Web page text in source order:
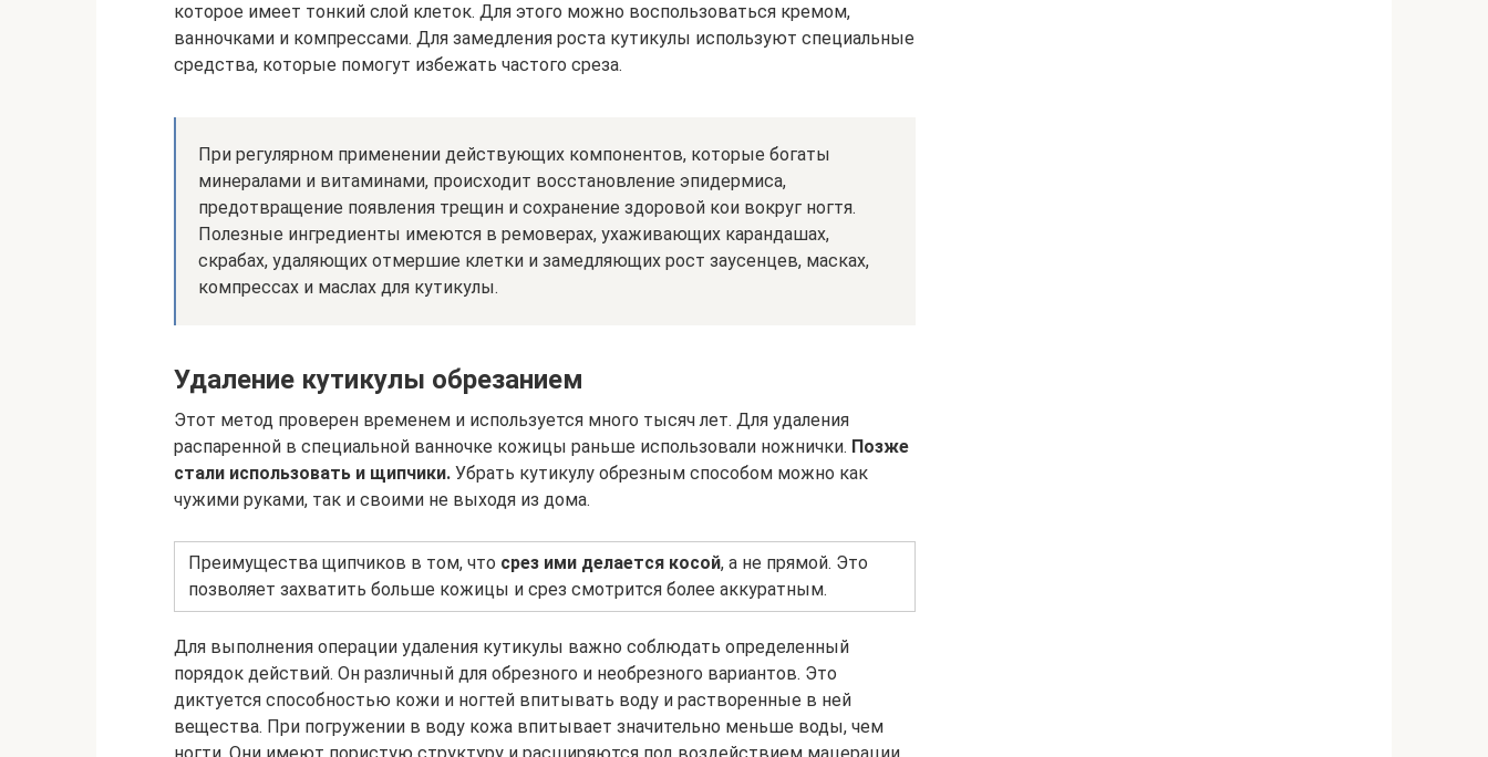
которое имеет тонкий слой клеток. Для этого можно воспользоваться кремом,
ванночками и компрессами. Для замедления роста кутикулы используют специальные
средства, которые помогут избежать частого среза.
При регулярном применении действующих компонентов, которые богаты
минералами и витаминами, происходит восстановление эпидермиса,
предотвращение появления трещин и сохранение здоровой кои вокруг ногтя.
Полезные ингредиенты имеются в ремоверах, ухаживающих карандашах,
скрабах, удаляющих отмершие клетки и замедляющих рост заусенцев, масках,
компрессах и маслах для кутикулы.
Удаление кутикулы обрезанием
Этот метод проверен временем и используется много тысяч лет. Для удаления
распаренной в специальной ванночке кожицы раньше использовали ножнички. Позже
стали использовать и щипчики. Убрать кутикулу обрезным способом можно как
чужими руками, так и своими не выходя из дома.
Преимущества щипчиков в том, что срез ими делается косой, а не прямой. Это
позволяет захватить больше кожицы и срез смотрится более аккуратным.
Для выполнения операции удаления кутикулы важно соблюдать определенный
порядок действий. Он различный для обрезного и необрезного вариантов. Это
диктуется способностью кожи и ногтей впитывать воду и растворенные в ней
вещества. При погружении в воду кожа впитывает значительно меньше воды, чем